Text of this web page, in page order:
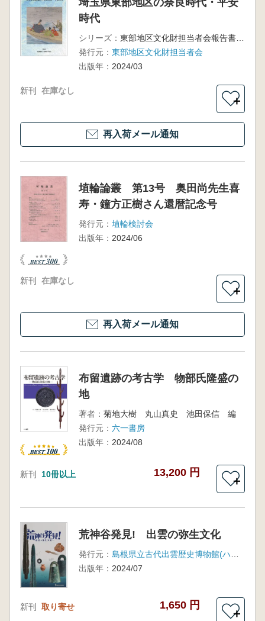
埼玉県東部地区の奈良時代・平安
時代
シリーズ：
東部地区文化財担当者会報告書第9集
発行元： 東部地区文化財担当者会
出版年： 2024/03
新刊 在庫なし
＋
再入荷メール通知
埴輪論叢 第13号 奥田尚先生喜
寿・鐘方正樹さん還暦記念号
発行元： 埴輪検討会
出版年： 2024/06
新刊 在庫なし
＋
再入荷メール通知
布留遺跡の考古学 物部氏隆盛の
地
著者： 菊地大樹 丸山真史 池田保信 編
発行元： 六一書房
出版年： 2024/08
新刊 10冊以上 13,200 円
＋
荒神谷発見! 出雲の弥生文化
発行元：
出版年： 2024/07
新刊 取り寄せ 1,650 円
＋